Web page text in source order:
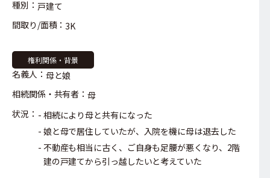
種別： 戸建て
間取り/面積： 3K
権利関係・背景
名義人： 母と娘
相続関係・共有者：母
状況：
相続により母と共有になった
娘と母で居住していたが、入院を機に母は退去した
不動産も相当に古く、ご自身も足腰が悪くなり、 2階
建の戸建てから引っ越したいと考えていた